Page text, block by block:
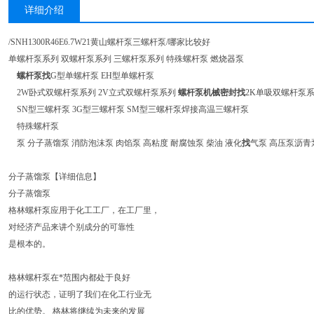
详细介绍
/SNH1300R46E6.7W21黄山螺杆泵三螺杆泵/哪家比较好
单螺杆泵系列 双螺杆泵系列 三螺杆泵系列 特殊螺杆泵 燃烧器泵
螺杆泵找G型单螺杆泵 EH型单螺杆泵
2W卧式双螺杆泵系列 2V立式双螺杆泵系列 螺杆泵机械密封找2K单吸双螺杆泵
SN型三螺杆泵 3G型三螺杆泵 SM型三螺杆泵焊接高温三螺杆泵
特殊螺杆泵
泵 分子蒸馏泵 消防泡沫泵 肉馅泵 高粘度 耐腐蚀泵 柴油 液化找气泵 高压泵沥青
分子蒸馏泵【详细信息】
分子蒸馏泵
格林螺杆泵应用于化工工厂，在工厂里，
对经济产品来讲个别成分的可靠性
是根本的。
格林螺杆泵在*范围内都处于良好
的运行状态，证明了我们在化工行业无
比的优势。 格林将继续为未来的发展